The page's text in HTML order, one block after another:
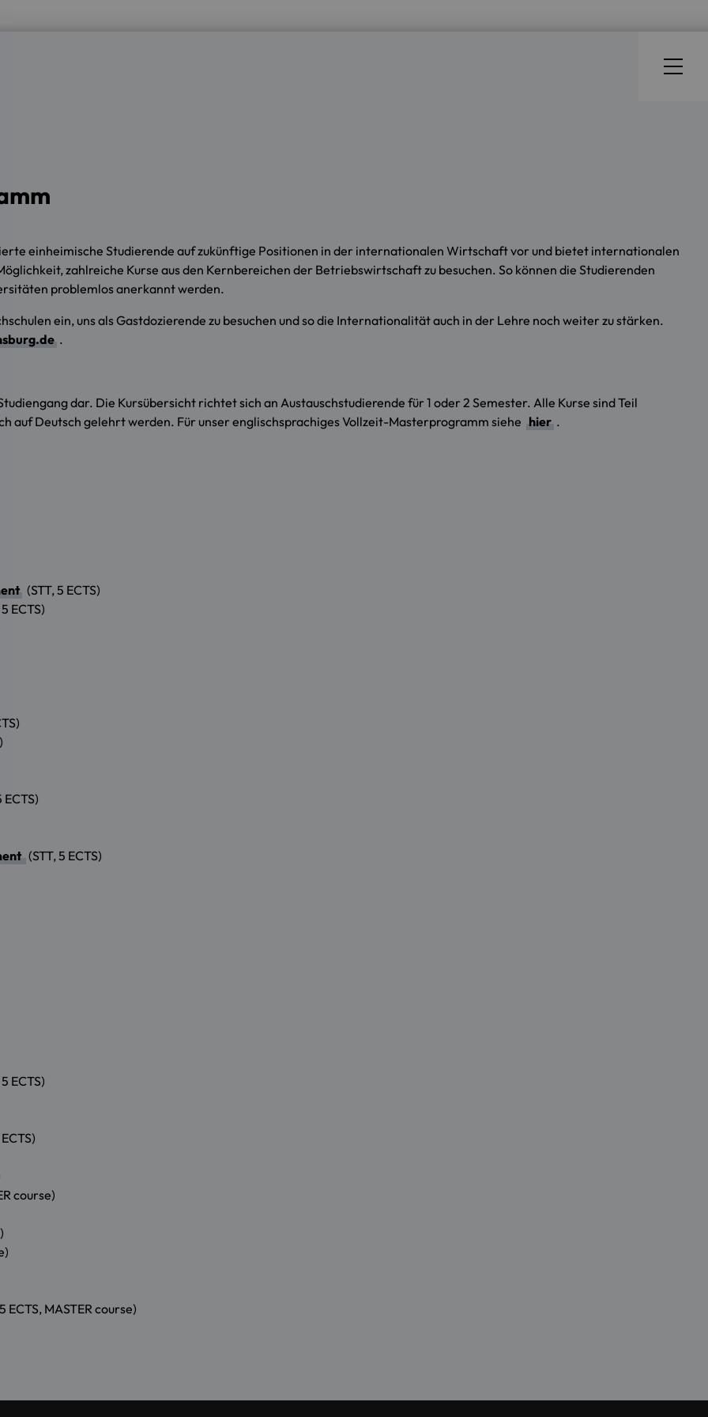
einheimische Studierende auf zukünftige Positionen in der internationalen Wirtschaft vor und bietet internationalen
zahlreiche Kurse aus den Kernbereichen der Betriebswirtschaft zu besuchen. So können die Studierenden
problemlos anerkannt werden.
ein, uns als Gastdozierende zu besuchen und so die Internationalität auch in der Lehre noch weiter zu stärken.
.
dar. Die Kursübersicht richtet sich an Austauschstudierende für 1 oder 2 Semester. Alle Kurse sind Teil
auf Deutsch gelehrt werden. Für unser englischsprachiges Vollzeit-Masterprogramm siehe hier .
(STT, 5 ECTS)
ECTS)
ECTS)
(STT, 5 ECTS)
ECTS)
course)
ECTS, MASTER course)